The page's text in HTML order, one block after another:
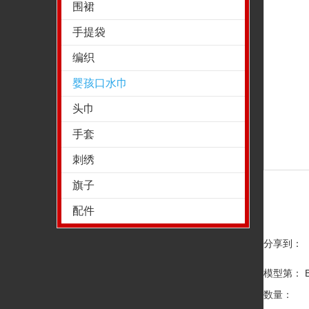
围裙
手提袋
编织
婴孩口水巾
头巾
手套
刺绣
旗子
配件
分享到：
模型第：
数量：